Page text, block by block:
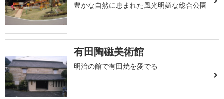
豊かな自然に恵まれた風光明媚な総合公園
有田陶磁美術館
明治の館で有田焼を愛でる